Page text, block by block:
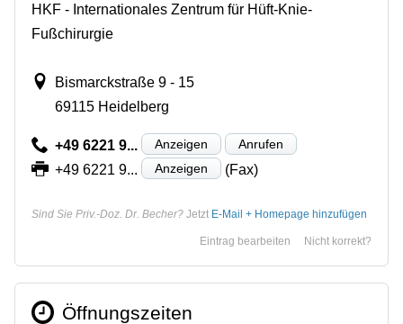
HKF - Internationales Zentrum für Hüft-Knie-
Fußchirurgie
Bismarckstraße 9 - 15
69115 Heidelberg
+49 6221 9... Anzeigen Anrufen
+49 6221 9... Anzeigen (Fax)
Sind Sie Priv.-Doz. Dr. Becher? Jetzt E-Mail + Homepage hinzufügen
Nicht korrekt?
Eintrag bearbeiten
Öffnungszeiten